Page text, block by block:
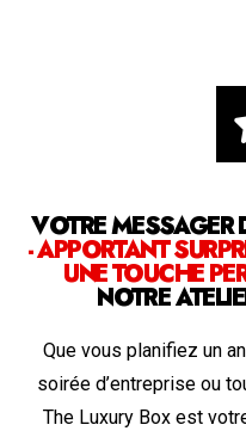
VOTRE MESSAGER
- APPORTANT
UNE TOUCHE
NOTRE
Que vous planifiez un
soirée d’entreprise ou
The Luxury Box est